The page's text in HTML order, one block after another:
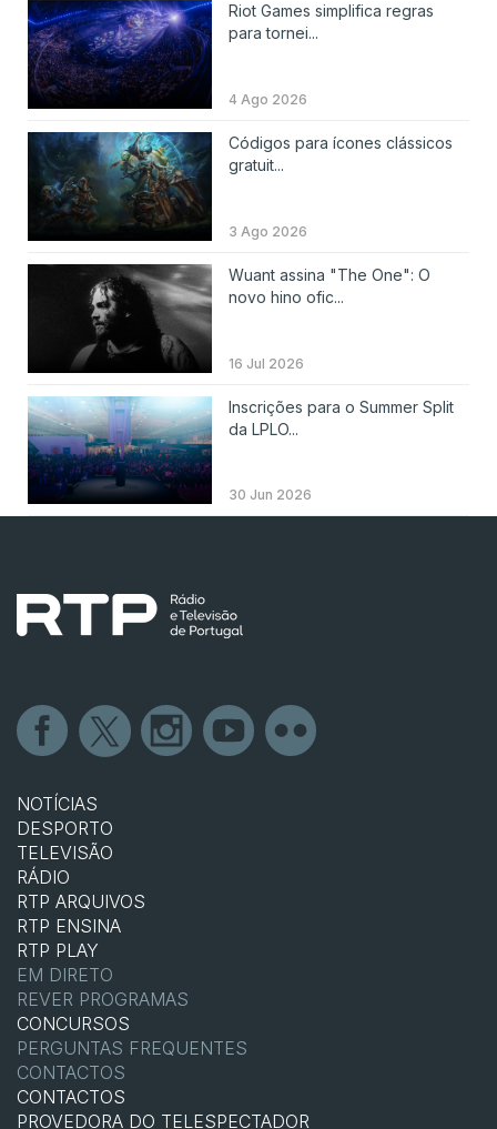
Riot Games simplifica regras
para tornei...
4 Ago 2026
Códigos para ícones clássicos
gratuit...
3 Ago 2026
Wuant assina "The One": O
novo hino ofic...
16 Jul 2026
Inscrições para o Summer Split
da LPLO...
30 Jun 2026
NOTÍCIAS
DESPORTO
TELEVISÃO
RÁDIO
RTP ARQUIVOS
RTP ENSINA
RTP PLAY
EM DIRETO
REVER PROGRAMAS
CONCURSOS
PERGUNTAS FREQUENTES
CONTACTOS
CONTACTOS
PROVEDORA DO TELESPECTADOR